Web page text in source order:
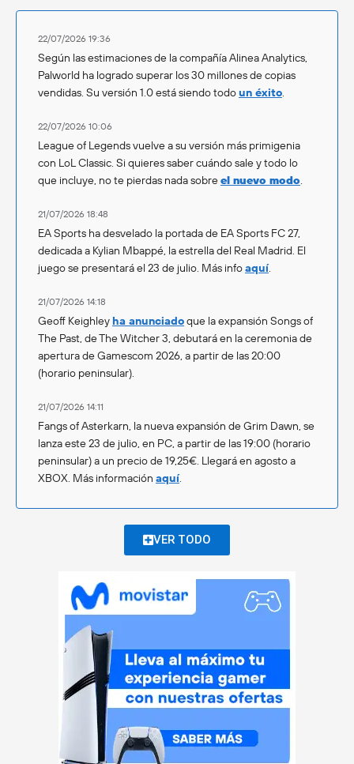
22/07/2026 19:36
Según las estimaciones de la compañía Alinea Analytics,
Palworld ha logrado superar los 30 millones de copias
vendidas. Su versión 1.0 está siendo todoun éxito.
22/07/2026 10:06
League of Legends vuelve a su versión más primigenia
con LoL Classic. Si quieres saber cuándo sale y todo lo
que incluye, no te pierdas nada sobreel nuevo modo.
21/07/2026 18:48
EA Sports ha desvelado la portada de EA Sports FC 27,
dedicada a Kylian Mbappé, la estrella del Real Madrid. El
juego se presentará el 23 de julio. Más infoaquí.
21/07/2026 14:18
Geoff Keighley ha anunciadoque la expansión Songs of
The Past, de The Witcher 3, debutará en la ceremonia de
apertura de Gamescom 2026, a partir de las 20:00
(horario peninsular).
21/07/2026 14:11
Fangs of Asterkarn, la nueva expansión de Grim Dawn, se
lanza este 23 de julio, en PC, a partir de las 19:00 (horario
peninsular) a un precio de 19,25€. Llegará en agosto a
XBOX. Más información aquí.
VER TODO